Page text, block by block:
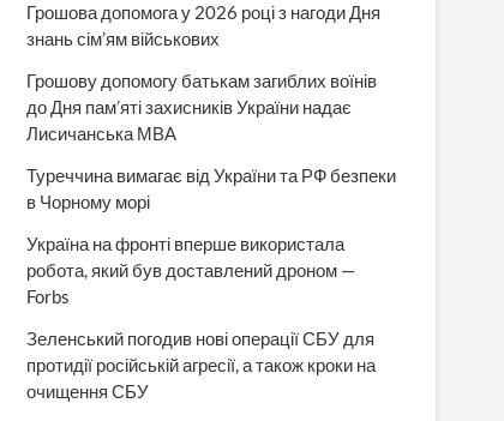
Грошова допомога у 2026 році з нагоди Дня
знань сім’ям військових
Грошову допомогу батькам загиблих воїнів
до Дня пам’яті захисників України надає
Лисичанська МВА
Туреччина вимагає від України та РФ безпеки
в Чорному морі
Україна на фронті вперше використала
робота, який був доставлений дроном —
Forbs
Зеленський погодив нові операції СБУ для
протидії російській агресії, а також кроки на
очищення СБУ